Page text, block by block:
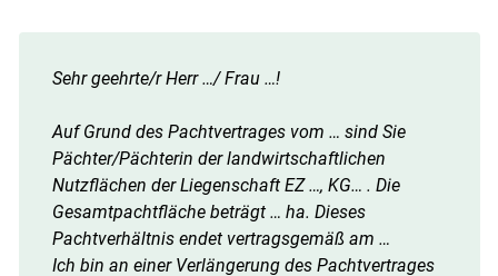
Sehr geehrte/r Herr …/ Frau …!
Auf Grund des Pachtvertrages vom … sind Sie
Pächter/Pächterin der landwirtschaftlichen
Nutzflächen der Liegenschaft EZ …, KG… . Die
Gesamtpachtfläche beträgt … ha. Dieses
Pachtverhältnis endet vertragsgemäß am …
Ich bin an einer Verlängerung des Pachtvertrages